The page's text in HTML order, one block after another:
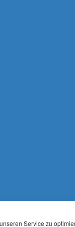
Service zu